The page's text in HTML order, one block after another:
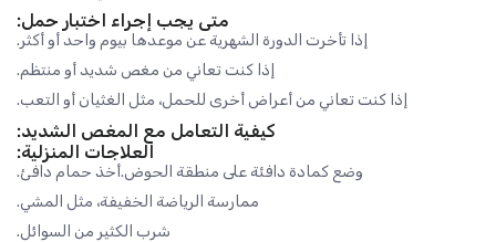
متى يجب إجراء اختبار حمل:
إذا تأخرت الدورة الشهرية عن موعدها بيوم واحد أو أكثر.
إذا كنت تعاني من مغص شديد أو منتظم.
إذا كنت تعاني من أعراض أخرى للحمل، مثل الغثيان أو التعب.
كيفية التعامل مع المغص الشديد:
العلاجات المنزلية:
وضع كمادة دافئة على منطقة الحوض.أخذ حمام دافئ.
ممارسة الرياضة الخفيفة، مثل المشي.
شرب الكثير من السوائل.